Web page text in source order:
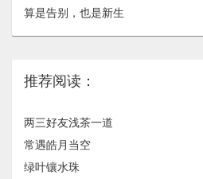
算是告别，也是新生
推荐阅读：
两三好友浅茶一道
常遇皓月当空
绿叶镶水珠